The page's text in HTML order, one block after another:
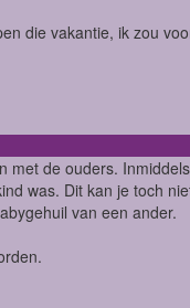
die vakantie, ik zou
met de ouders.
was. Dit kan je toch
van een ander.